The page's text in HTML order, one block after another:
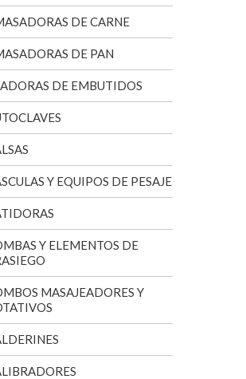
DE CARNE
DE PAN
DE EMBUTIDOS
Y EQUIPOS DE PESAJE
Y ELEMENTOS DE
MASAJEADORES Y